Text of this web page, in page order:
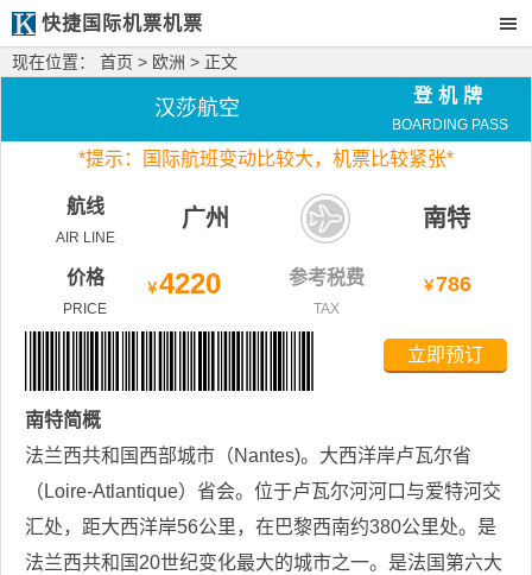
快捷国际机票机票
现在位置： 首页 > 欧洲 > 正文
汉莎航空
登机牌
BOARDING PASS
*提示：国际航班变动比较大， 机票比较紧张*
航线
AIR LINE
广州 南特
价格
PRICE
￥4220 参考税费
TAX
￥786
立即预订
南特简概
法兰西共和国西部城市（Nantes)。大西洋岸卢瓦尔省
（Loire-Atlantique）省会。位于卢瓦尔河河口与爱特河交
汇处，距大西洋岸56公里，在巴黎西南约380公里处。是
法兰西共和国20世纪变化最大的城市之一。是法国第六大